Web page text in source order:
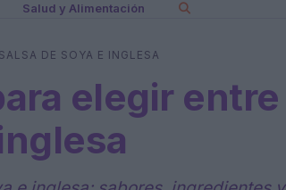
Salud y Alimentación
DE SOYA E INGLESA
elegir entre